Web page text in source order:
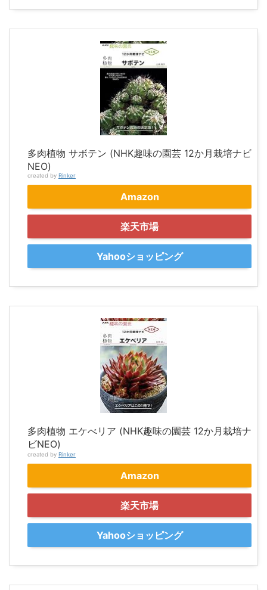
多肉植物 サボテン (NHK趣味の園芸 12か月栽培ナビ
NEO)
created by Rinker
Amazon
楽天市場
Yahooショッピング
多肉植物 エケべリア (NHK趣味の園芸 12か月栽培ナ
ビNEO)
created by Rinker
Amazon
楽天市場
Yahooショッピング